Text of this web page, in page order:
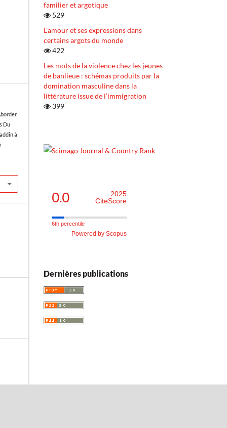
Du
à
familier et argotique
529
L’amour et ses expressions dans
certains argots du monde
422
Les mots de la violence chez les jeunes
de banlieue : schémas produits par la
domination masculine dans la
littérature issue de l’immigration
399
0.0
2025
CiteScore
6th percentile
Powered by Scopus
Dernières publications